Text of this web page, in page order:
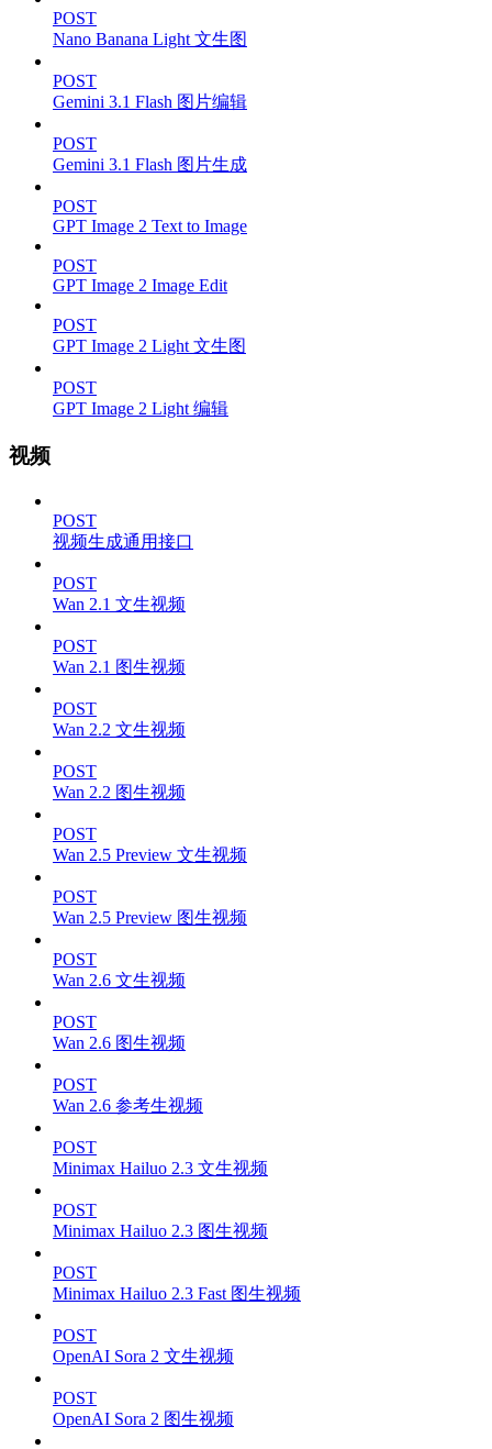
POST
Nano Banana Light 文生图
POST
Gemini 3.1 Flash 图片编辑
POST
Gemini 3.1 Flash 图片生成
POST
GPT Image 2 Text to Image
POST
GPT Image 2 Image Edit
POST
GPT Image 2 Light 文生图
POST
GPT Image 2 Light 编辑
视频
POST
视频生成通用接口
POST
Wan 2.1 文生视频
POST
Wan 2.1 图生视频
POST
Wan 2.2 文生视频
POST
Wan 2.2 图生视频
POST
Wan 2.5 Preview 文生视频
POST
Wan 2.5 Preview 图生视频
POST
Wan 2.6 文生视频
POST
Wan 2.6 图生视频
POST
Wan 2.6 参考生视频
POST
Minimax Hailuo 2.3 文生视频
POST
Minimax Hailuo 2.3 图生视频
POST
Minimax Hailuo 2.3 Fast 图生视频
POST
OpenAI Sora 2 文生视频
POST
OpenAI Sora 2 图生视频